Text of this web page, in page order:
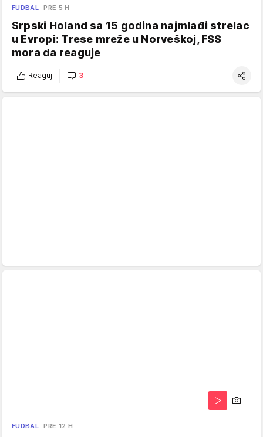
FUDBAL PRE 5 H
Srpski Holand sa 15 godina najmlađi strelac
u Evropi: Trese mreže u Norveškoj, FSS
mora da reaguje
Reaguj 3
FUDBAL PRE 12 H